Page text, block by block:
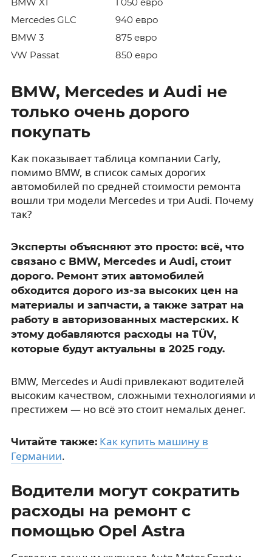
Mercedes GLC
940 евро
BMW 3
875 евро
VW Passat
850 евро
BMW, Mercedes и Audi не
только очень дорого
покупать
Как показывает таблица компании Carly,
помимо BMW, в список самых дорогих
автомобилей по средней стоимости ремонта
вошли три модели Mercedes и три Audi. Почему
так?
Эксперты объясняют это просто: всё, что
связано с BMW, Mercedes и Audi, стоит
дорого. Ремонт этих автомобилей
обходится дорого из-за высоких цен на
материалы и запчасти, а также затрат на
работу в авторизованных мастерских. К
этому добавляются расходы на TÜV,
которые будут актуальны в 2025 году.
BMW, Mercedes и Audi привлекают водителей
высоким качеством, сложными технологиями и
престижем — но всё это стоит немалых денег.
Читайте также: Как купить машину в
Германии.
Водители могут сократить
расходы на ремонт с
помощью Opel Astra